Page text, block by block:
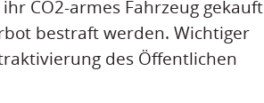
CO2-armes Fahrzeug gekauft
bestraft werden. Wichtiger
des Öffentlichen